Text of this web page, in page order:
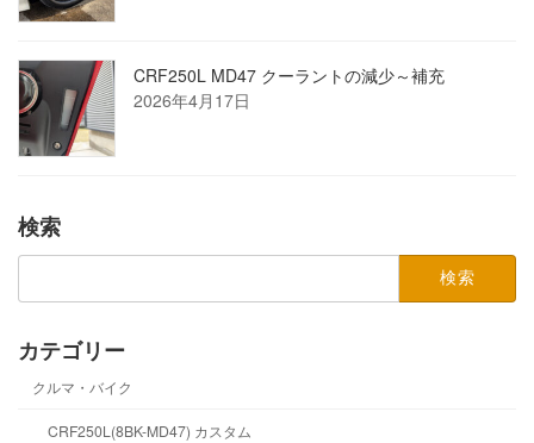
CRF250L MD47 クーラントの減少～補充
2026年4月17日
検索
検
カテゴリー
クルマ・バイク
CRF250L(8BK-MD47) カスタム